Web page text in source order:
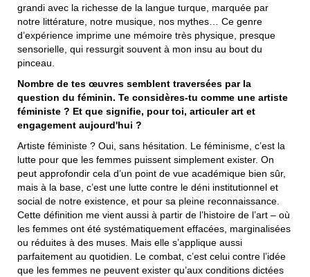
grandi avec la richesse de la langue turque, marquée par
notre littérature, notre musique, nos mythes… Ce genre
d’expérience imprime une mémoire très physique, presque
sensorielle, qui ressurgit souvent à mon insu au bout du
pinceau.
Nombre de tes œuvres semblent traversées par la
question du féminin. Te considères-tu comme une artiste
féministe ? Et que signifie, pour toi, articuler art et
engagement aujourd'hui ?
Artiste féministe ? Oui, sans hésitation. Le féminisme, c’est la
lutte pour que les femmes puissent simplement exister. On
peut approfondir cela d’un point de vue académique bien sûr,
mais à la base, c’est une lutte contre le déni institutionnel et
social de notre existence, et pour sa pleine reconnaissance.
Cette définition me vient aussi à partir de l’histoire de l’art ‒ où
les femmes ont été systématiquement effacées, marginalisées
ou réduites à des muses. Mais elle s’applique aussi
parfaitement au quotidien. Le combat, c’est celui contre l’idée
que les femmes ne peuvent exister qu’aux conditions dictées